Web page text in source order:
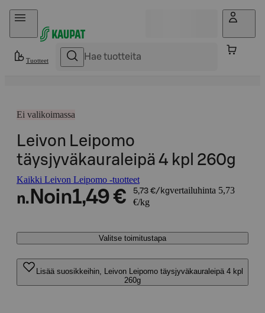
Hyppää sisältöön
Tuotteet
Ei valikoimassa
Leivon Leipomo
täysjyväkauraleipä 4 kpl 260g
Kaikki Leivon Leipomo -tuotteet
n. Noin1,49 € 5,73 €/kgvertailuhinta 5,73
€/kg
Valitse toimitustapa
Lisää suosikkeihin, Leivon Leipomo täysjyväkauraleipä 4 kpl
260g